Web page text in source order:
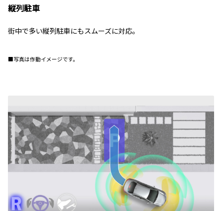
縦列駐車
街中で多い縦列駐車にもスムーズに対応。
■写真は作動イメージです。